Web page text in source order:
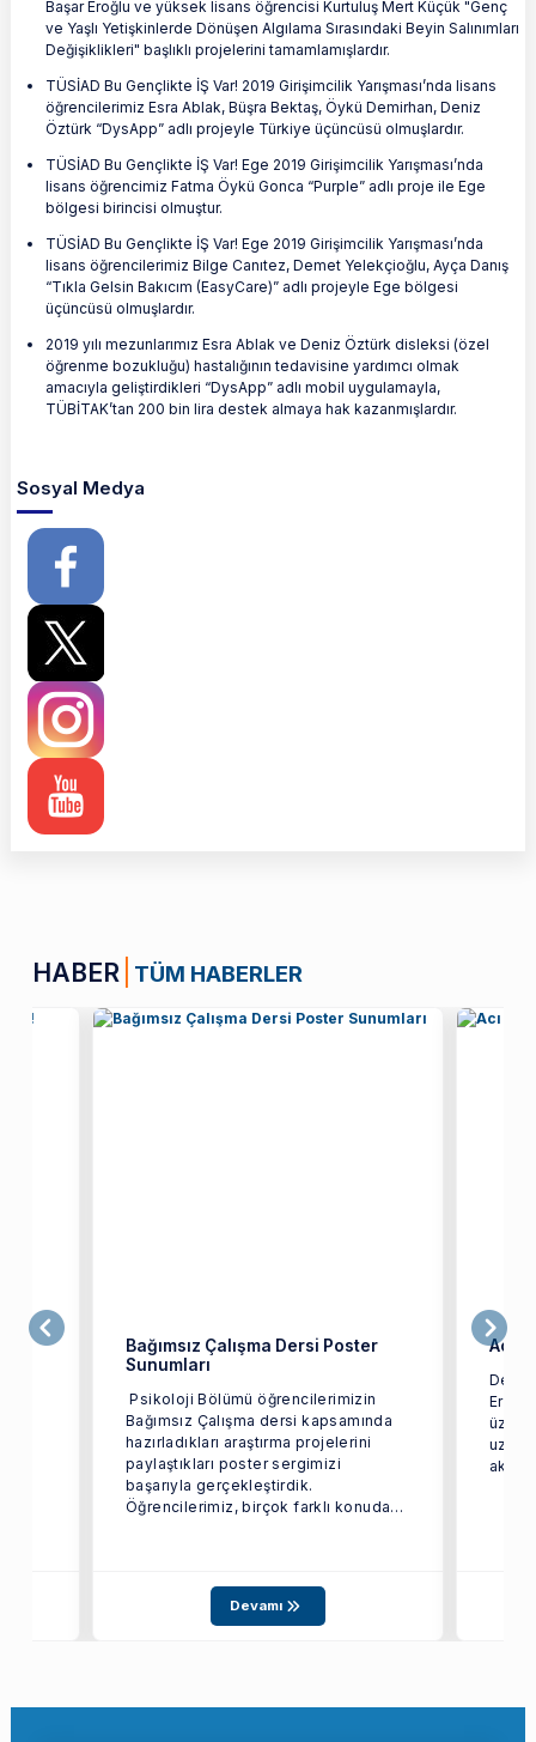
Başar Eroğlu ve yüksek lisans öğrencisi Kurtuluş Mert Küçük "Genç
ve Yaşlı Yetişkinlerde Dönüşen Algılama Sırasındaki Beyin Salınımları
Değişiklikleri" başlıklı projelerini tamamlamışlardır.
TÜSİAD Bu Gençlikte İŞ Var! 2019 Girişimcilik Yarışması’nda lisans
öğrencilerimiz Esra Ablak, Büşra Bektaş, Öykü Demirhan, Deniz
Öztürk “DysApp” adlı projeyle Türkiye üçüncüsü olmuşlardır.
TÜSİAD Bu Gençlikte İŞ Var! Ege 2019 Girişimcilik Yarışması’nda
lisans öğrencimiz Fatma Öykü Gonca “Purple” adlı proje ile Ege
bölgesi birincisi olmuştur.
TÜSİAD Bu Gençlikte İŞ Var! Ege 2019 Girişimcilik Yarışması’nda
lisans öğrencilerimiz Bilge Canıtez, Demet Yelekçioğlu, Ayça Danış
“Tıkla Gelsin Bakıcım (EasyCare)” adlı projeyle Ege bölgesi
üçüncüsü olmuşlardır.
2019 yılı mezunlarımız Esra Ablak ve Deniz Öztürk disleksi (özel
öğrenme bozukluğu) hastalığının tedavisine yardımcı olmak
amacıyla geliştirdikleri “DysApp” adlı mobil uygulamayla,
TÜBİTAK’tan 200 bin lira destek almaya hak kazanmışlardır.
Sosyal Medya
HABER TÜM HABERLER
Bağımsız Çalışma Dersi Poster
Sunumları
Psikoloji Bölümü öğrencilerimizin
Bağımsız Çalışma dersi kapsamında
hazırladıkları araştırma projelerini
paylaştıkları poster sergimizi
başarıyla gerçekleştirdik.
Öğrencilerimiz, birçok farklı konuda
Devamı
Acı
uzun